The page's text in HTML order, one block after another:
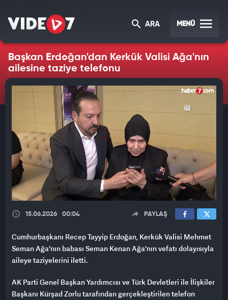
ARA MENÜ
Başkan Erdoğan'dan Kerkük Valisi Ağa'nın
ailesine taziye telefonu
15.06.2026 00:04 PAYLAŞ
Cumhurbaşkanı Recep Tayyip Erdoğan, Kerkük Valisi Mehmet
Seman Ağa'nın babası Seman Kenan Ağa'nın vefatı dolayısıyla
aileye taziyelerini iletti.
AK Parti Genel Başkan Yardımcısı ve Türk Devletleri ile İlişkiler
Başkanı Kürşad Zorlu tarafından gerçekleştirilen telefon